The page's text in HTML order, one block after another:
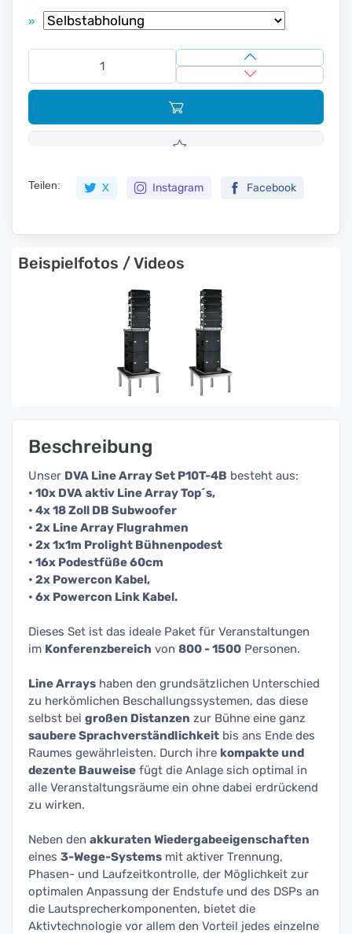
»
Teilen: X Instagram Facebook
Beispielfotos / Videos
Beschreibung
Unser DVA Line Array Set P10T-4B besteht aus:
• 10x DVA aktiv Line Array Top´s,
• 4x 18 Zoll DB Subwoofer
• 2x Line Array Flugrahmen
• 2x 1x1m Prolight Bühnenpodest
• 16x Podestfüße 60cm
• 2x Powercon Kabel,
• 6x Powercon Link Kabel.
Dieses Set ist das ideale Paket für Veranstaltungen
im Konferenzbereich von 800 - 1500 Personen.
Line Arrays haben den grundsätzlichen Unterschied
zu herkömlichen Beschallungssystemen, das diese
selbst bei großen Distanzen zur Bühne eine ganz
saubere Sprachverständlichkeit bis ans Ende des
Raumes gewährleisten. Durch ihre kompakte und
dezente Bauweise fügt die Anlage sich optimal in
alle Veranstaltungsräume ein ohne dabei erdrückend
zu wirken.
Neben den akkuraten Wiedergabeeigenschaften
eines 3-Wege-Systems mit aktiver Trennung,
Phasen- und Laufzeitkontrolle, der Möglichkeit zur
optimalen Anpassung der Endstufe und des DSPs an
die Lautsprecherkomponenten, bietet die
Aktivtechnologie vor allem den Vorteil jedes einzelne